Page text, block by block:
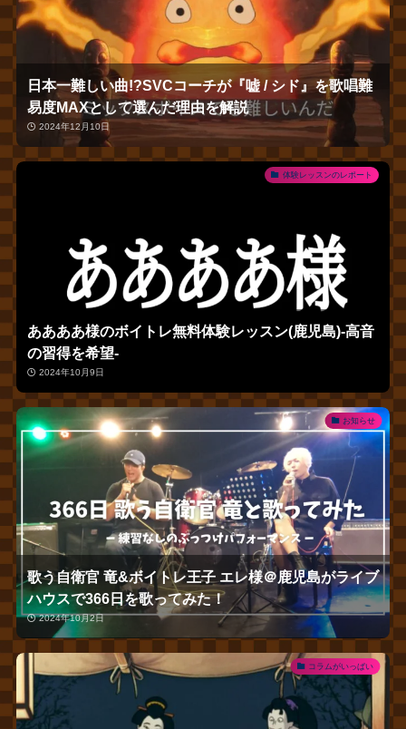
日本一難しい曲!?SVCコーチが『嘘 / シド』を歌唱難
易度MAXとして選んだ理由を解説
2024年12月10日
体験レッスンのレポート
ああああ様のボイトレ無料体験レッスン(鹿児島)‐高音
の習得を希望‐
2024年10月9日
お知らせ
歌う自衛官 竜&ボイトレ王子 エレ様＠鹿児島がライブ
ハウスで366日を歌ってみた！
2024年10月2日
コラムがいっぱい